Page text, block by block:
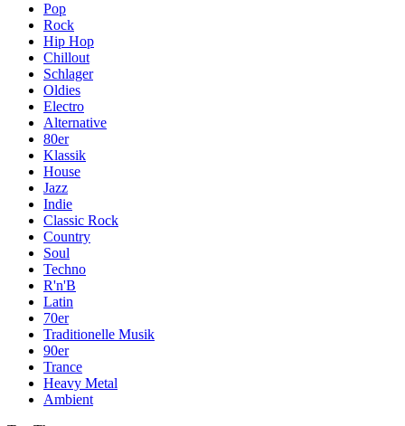
Pop
Rock
Hip Hop
Chillout
Schlager
Oldies
Electro
Alternative
80er
Klassik
House
Jazz
Indie
Classic Rock
Country
Soul
Techno
R'n'B
Latin
70er
Traditionelle Musik
90er
Trance
Heavy Metal
Ambient